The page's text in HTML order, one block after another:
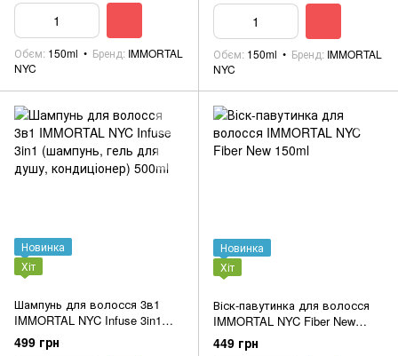
Обєм 150ml Бренд IMMORTAL
NYC
Обєм 150ml Бренд IMMORTAL
NYC
Новинка
Хіт
Шампунь для волосся 3в1
IMMORTAL NYC Infuse 3in1
(шампунь, гель для душу,
кондиціонер) 500ml
499 грн
Новинка
Хіт
Віск-павутинка для волосся
IMMORTAL NYC Fiber New
150ml
449 грн